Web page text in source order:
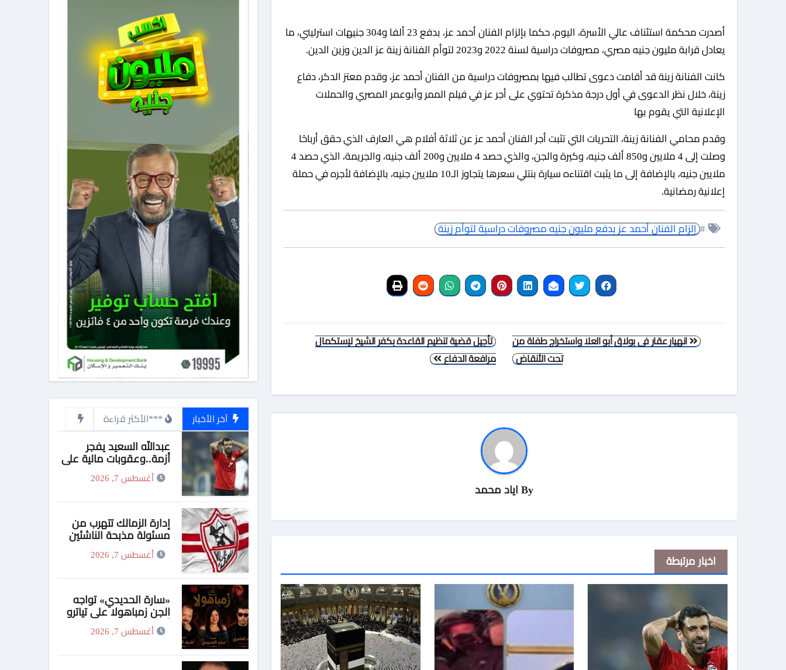
أصدرت محكمة استئناف عالي الأسرة، اليوم، حكما بإلزام الفنان أحمد عز، بدفع 23 ألفا و304 جنيهات استرليني، ما
يعادل قرابة مليون جنيه مصري، مصروفات دراسية لسنة 2022 و2023 لتوأم الفنانة زينة عز الدين وزين الدين.
كانت الفنانة زينة قد أقامت دعوى تطالب فيها بمصروفات دراسية من الفنان أحمد عز، وقدم معتز الدكر، دفاع
زينة، خلال نظر الدعوى في أول درجة مذكرة تحتوي على أجر عز في فيلم الممر وأبوعمر المصري والحملات
الإعلانية التي يقوم بها
وقدم محامي الفنانة زينة، التحريات التي تثبت أجر الفنان أحمد عز عن ثلاثة أفلام هي العارف الذي حقق أرباحًا
وصلت إلى 4 ملايين و850 ألف جنيه، وكيرة والجن، والذي حصد 4 ملايين و200 ألف جنيه، والجريمة، الذي حصد 4
ملايين جنيه، بالإضافة إلى ما يثبت اقتناءه سيارة بنتلي سعرها يتجاوز الـ10 ملايين جنيه، بالإضافة لأجره في حملة
إعلانية رمضانية.
# إلزام الفنان أحمد عز بدفع مليون جنيه مصروفات دراسية لتوأم زينة
تصفّح
تأجيل قضية تنظيم القاعدة بكفر الشيخ لإستكمال
مرافعة الدفاع
انهيار عقار فى بولاق أبو العلا واستخراج طفلة من
تحت الأنقاض
By اياد محمد
اخبار مرتبطة
آخر الأخبار ***الأكثر قراءة
عبدالله السعيد يفجر
أزمة..وعقوبات مالية علي
بيزيرا وبانزا
أغسطس 7, 2026
إدارة الزمالك تتهرب من
مسئولة مذبحة الناشئين
وتنقلها للمدرب !!
أغسطس 7, 2026
«سارة الحديدي» تواجه
الجن زمباهولا على تياترو
آفاق
أغسطس 7, 2026